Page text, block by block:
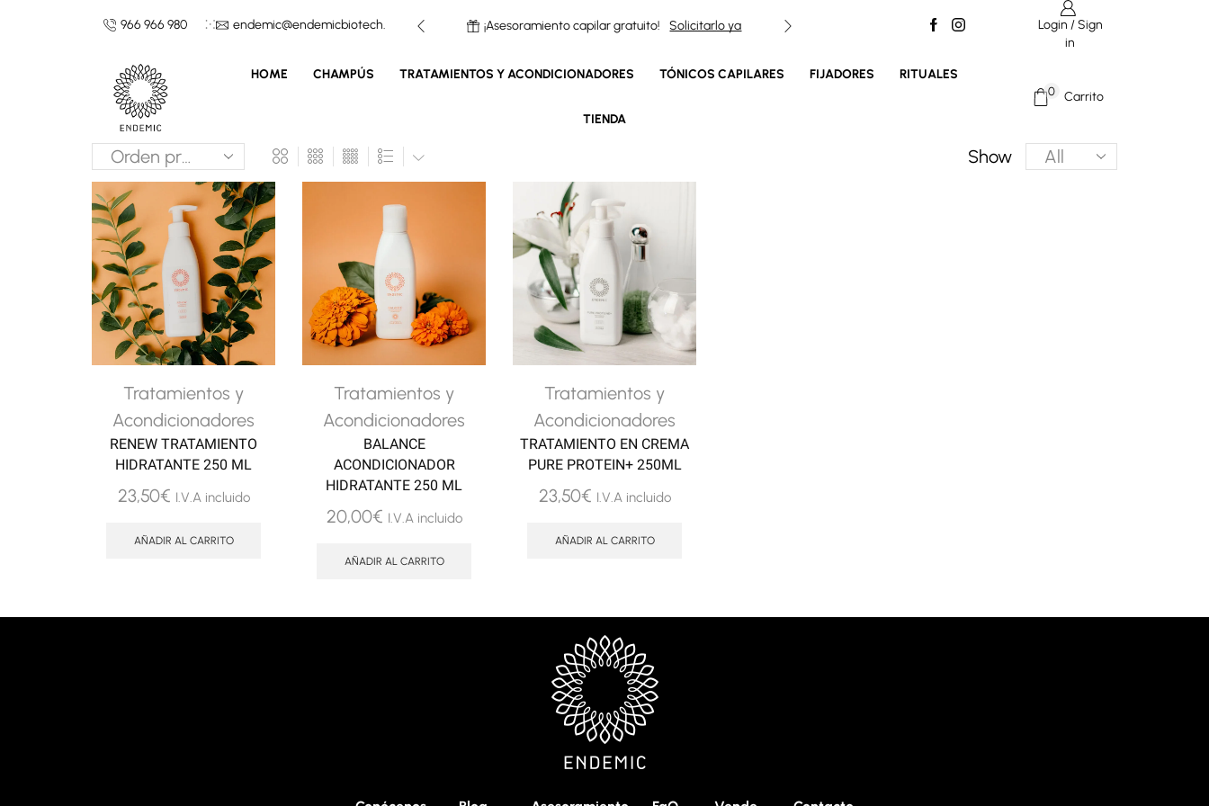
966 966 980 endemic@endemicbiotech.com ¡Asesoramiento capilar gratuito! Solicitarlo ya Envíos gratis con pedidos superiores a 40€
Login / Sign
in
HOME CHAMPÚS TRATAMIENTOS Y ACONDICIONADORES TÓNICOS CAPILARES FIJADORES RITUALES
TIENDA
0 Carrito
Show
Products
Tratamientos y
Acondicionadores
RENEW TRATAMIENTO
HIDRATANTE 250 ML
23,50€ I.V.A incluido
AÑADIR AL CARRITO
Tratamientos y
Acondicionadores
BALANCE
ACONDICIONADOR
HIDRATANTE 250 ML
20,00€ I.V.A incluido
AÑADIR AL CARRITO
Tratamientos y
Acondicionadores
TRATAMIENTO EN CREMA
PURE PROTEIN+ 250ML
23,50€ I.V.A incluido
AÑADIR AL CARRITO